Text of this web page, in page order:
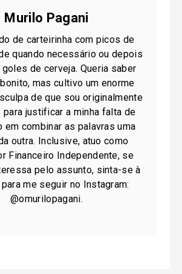
Murilo Pagani
de carteirinha com picos de
quando necessário ou depois
de cerveja. Queria saber
mas cultivo um enorme
de que sou originalmente
para justificar a minha falta de
em combinar as palavras uma
outra. Inclusive, atuo como
Financeiro Independente, se
pelo assunto, sinta-se à
me seguir no Instagram:
@omurilopagani.